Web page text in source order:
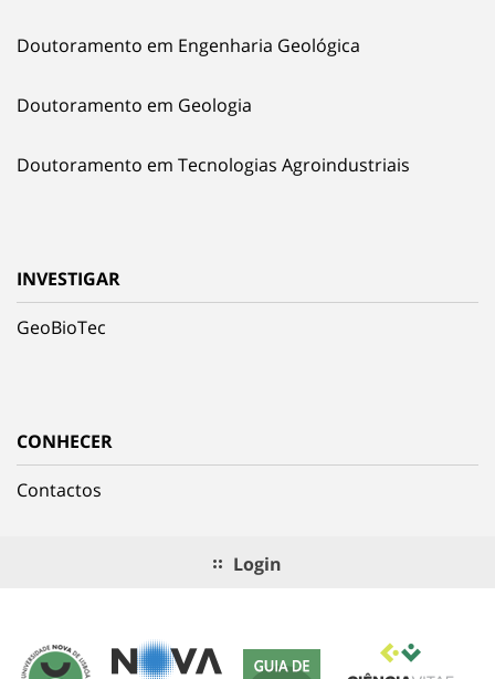
Doutoramento em Engenharia Geológica
Doutoramento em Geologia
Doutoramento em Tecnologias Agroindustriais
INVESTIGAR
GeoBioTec
CONHECER
Contactos
Login